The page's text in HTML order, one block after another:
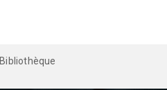
Bibliothèque